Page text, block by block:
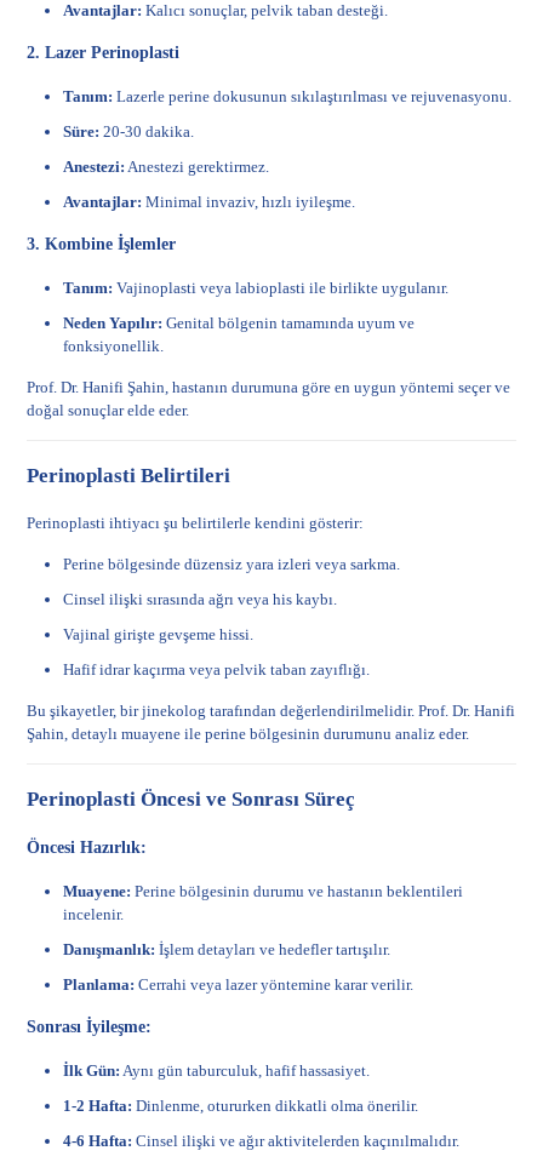
Avantajlar: Kalıcı sonuçlar, pelvik taban desteği.
2. Lazer Perinoplasti
Tanım: Lazerle perine dokusunun sıkılaştırılması ve rejuvenasyonu.
Süre: 20-30 dakika.
Anestezi: Anestezi gerektirmez.
Avantajlar: Minimal invaziv, hızlı iyileşme.
3. Kombine İşlemler
Tanım: Vajinoplasti veya labioplasti ile birlikte uygulanır.
Neden Yapılır: Genital bölgenin tamamında uyum ve
fonksiyonellik.
Prof. Dr. Hanifi Şahin, hastanın durumuna göre en uygun yöntemi seçer ve
doğal sonuçlar elde eder.
Perinoplasti Belirtileri
Perinoplasti ihtiyacı şu belirtilerle kendini gösterir:
Perine bölgesinde düzensiz yara izleri veya sarkma.
Cinsel ilişki sırasında ağrı veya his kaybı.
Vajinal girişte gevşeme hissi.
Hafif idrar kaçırma veya pelvik taban zayıflığı.
Bu şikayetler, bir jinekolog tarafından değerlendirilmelidir. Prof. Dr. Hanifi
Şahin, detaylı muayene ile perine bölgesinin durumunu analiz eder.
Perinoplasti Öncesi ve Sonrası Süreç
Öncesi Hazırlık:
Muayene: Perine bölgesinin durumu ve hastanın beklentileri
incelenir.
Danışmanlık: İşlem detayları ve hedefler tartışılır.
Planlama: Cerrahi veya lazer yöntemine karar verilir.
Sonrası İyileşme:
İlk Gün: Aynı gün taburculuk, hafif hassasiyet.
1-2 Hafta: Dinlenme, otururken dikkatli olma önerilir.
4-6 Hafta: Cinsel ilişki ve ağır aktivitelerden kaçınılmalıdır.